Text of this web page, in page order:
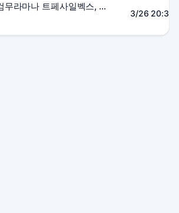
롤 1렙롱소드 총검무라마나 트페사일벡스, 치속몰락 자헨오공
3/26